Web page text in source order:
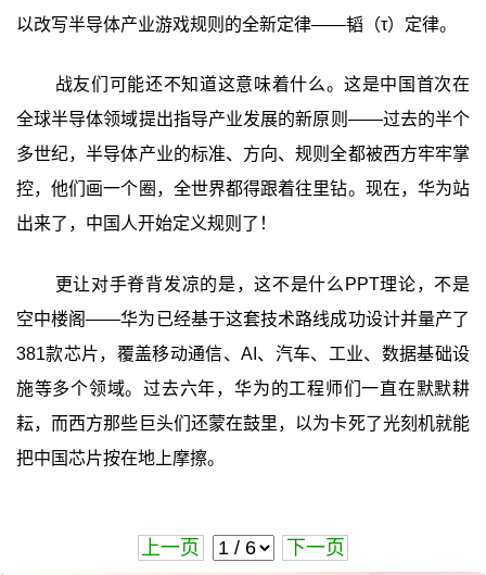
以改写半导体产业游戏规则的全新定律——韬（τ）定律。
战友们可能还不知道这意味着什么。这是中国首次在
全球半导体领域提出指导产业发展的新原则——过去的半个
多世纪，半导体产业的标准、方向、规则全都被西方牢牢掌
控，他们画一个圈，全世界都得跟着往里钻。现在，华为站
出来了，中国人开始定义规则了！
更让对手脊背发凉的是，这不是什么PPT理论，不是
空中楼阁——华为已经基于这套技术路线成功设计并量产了
381款芯片，覆盖移动通信、AI、汽车、工业、数据基础设
施等多个领域。过去六年，华为的工程师们一直在默默耕
耘，而西方那些巨头们还蒙在鼓里，以为卡死了光刻机就能
把中国芯片按在地上摩擦。
上一页 下一页